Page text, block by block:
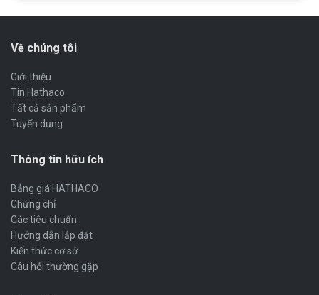
Về chúng tôi
Giới thiệu
Tin Hathaco
Tất cả sản phẩm
Tuyển dụng
Thông tin hữu ích
Bảng giá HATHACO
Chứng chỉ
Các tiêu chuẩn
Hướng dẫn lắp đặt
Kiến thức cơ sở
Câu hỏi thường gặp